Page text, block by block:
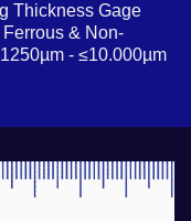
Thickness Gage
& Non-
- ≤10.000µm